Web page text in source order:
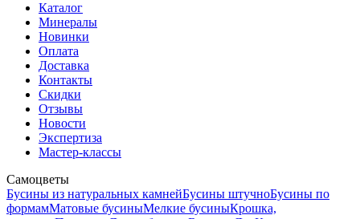
Каталог
Минералы
Новинки
Оплата
Доставка
Контакты
Скидки
Отзывы
Новости
Экспертиза
Мастер-классы
Самоцветы
Бусины из натуральных камнейБусины штучноБусины по
формамМатовые бусиныМелкие бусиныКрошка,